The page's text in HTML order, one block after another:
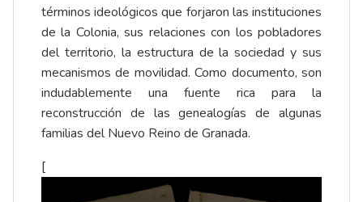
términos ideológicos que forjaron las instituciones
de la Colonia, sus relaciones con los pobladores
del territorio, la estructura de la sociedad y sus
mecanismos de movilidad. Como documento, son
indudablemente una fuente rica para la
reconstrucción de las genealogías de algunas
familias del Nuevo Reino de Granada.
[